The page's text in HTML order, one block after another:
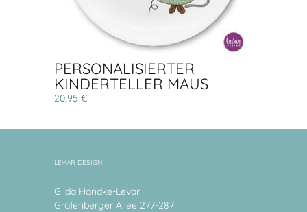
PERSONALISIERTER
KINDERTELLER MAUS
20,95 €
LEVAR DESIGN
Gilda Handke-Levar
Grafenberger Allee 277-287